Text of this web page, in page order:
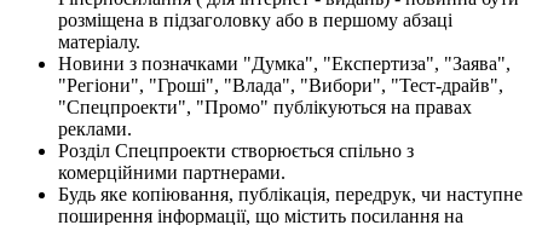
розміщена в підзаголовку або в першому абзаці
матеріалу.
Новини з позначками "Думка", "Експертиза", "Заява",
"Регіони", "Гроші", "Влада", "Вибори", "Тест-драйв",
"Спецпроекти", "Промо" публікуються на правах
реклами.
Розділ Спецпроекти створюється спільно з
комерційними партнерами.
Будь яке копіювання, публікація, передрук, чи наступне
поширення інформації, що містить посилання на